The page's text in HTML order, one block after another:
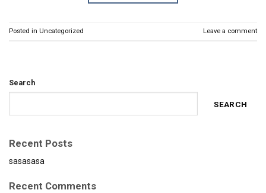
Posted in Uncategorized Leave a comment
Search
SEARCH
Recent Posts
sasasasa
Recent Comments